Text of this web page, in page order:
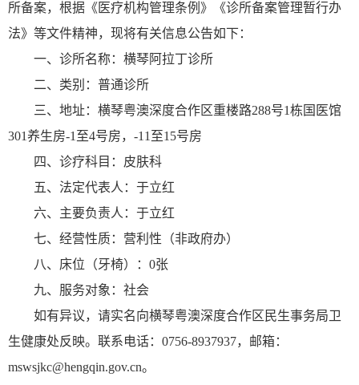
所备案，根据《医疗机构管理条例》《诊所备案管理暂行办
法》等文件精神，现将有关信息公告如下：
一、诊所名称：横琴阿拉丁诊所
二、类别：普通诊所
三、地址：横琴粤澳深度合作区重楼路288号1栋国医馆
301养生房-1至4号房，-11至15号房
四、诊疗科目：皮肤科
五、法定代表人：于立红
六、主要负责人：于立红
七、经营性质：营利性（非政府办）
八、床位（牙椅）：0张
九、服务对象：社会
如有异议，请实名向横琴粤澳深度合作区民生事务局卫
生健康处反映。联系电话：0756-8937937，邮箱：
mswsjkc@hengqin.gov.cn。